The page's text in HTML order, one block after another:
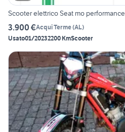
Scooter elettrico Seat mo performance
3.900 €Acqui Terme(AL)
Usato01/20232200 KmScooter